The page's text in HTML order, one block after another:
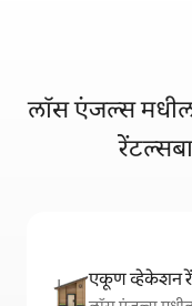
लॉस एंजल्स
एकूण व्हेकेशन